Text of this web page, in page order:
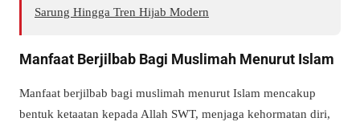
Sarung Hingga Tren Hijab Modern
Manfaat Berjilbab Bagi Muslimah Menurut Islam
Manfaat berjilbab bagi muslimah menurut Islam mencakup
bentuk ketaatan kepada Allah SWT, menjaga kehormatan diri,